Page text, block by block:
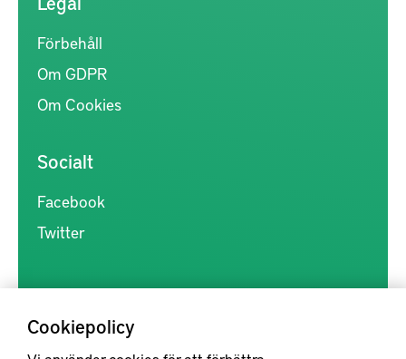
Cookiepolicy
Förbehåll
Om GDPR
Om Cookies
Socialt
Facebook
Twitter